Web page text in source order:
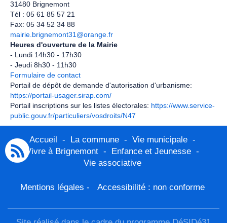
31480 Brignemont
Tél : 05 61 85 57 21
Fax: 05 34 52 34 88
mairie.brignemont31 @orange.fr
Heures d'ouverture de la Mairie
- Lundi 14h30 - 17h30
- Jeudi 8h30 - 11h30
Formulaire de contact
Portail de dépôt de demande d'autorisation d'urbanisme:
https://portail-usager.sirap.com/
Portail inscriptions sur les listes électorales: https://www.service-
public.gouv.fr/particuliers/vosdroits/N47
Accueil - La commune - Vie municipale -
Vivre à Brignemont - Enfance et Jeunesse -
Vie associative
Mentions légales - Accessibilité : non conforme